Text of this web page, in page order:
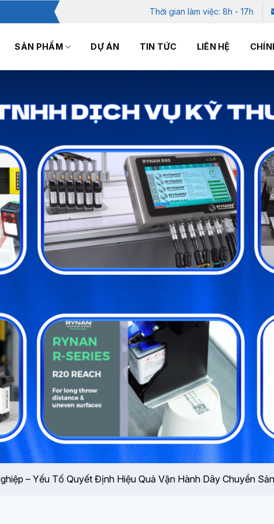
Thời gian làm việc: 8h - 17h
SẢN PHẨM DỰ ÁN TIN TỨC LIÊN HỆ
– Yếu Tố Quyết Định Hiệu Quả Vận Hành Dây Chuyền